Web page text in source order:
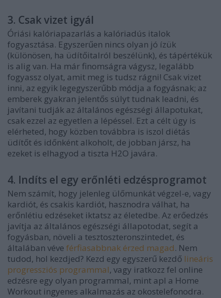
3. Csak vizet igyál
Óriási kalóriapazarlás a kalóriadús italok
fogyasztása. Egyszerűen nincs olyan jó ízük
(különösen, ha üdítőitalról beszélünk), és tápértékük
is alig van. Ha már finomságra vágysz, legalább
fogyassz olyat, amit meg is tudsz rágni! Csak vizet
inni, az egyik legegyszerűbb módja a fogyásnak; az
emberek gyakran jelentős súlyt tudnak leadni, és
javítani tudják az általános egészségi állapotukat,
csak ezzel az egyetlen a lépéssel. Ezt a célt úgy is
elérheted, hogy közben továbbra is iszol diétás
üdítőt és időnként alkoholt, de jobban jársz, ha
ezeket is elhagyod a tiszta H2O javára.
4. Indíts el egy erőnléti edzésprogramot
Nem számít, hogy jelenleg ülőmunkát végzel-e, vagy
kardiót, és csakis kardiót, hasznodra válhat, ha
erőnlétiu edzéseket iktatsz az életedbe. Az erőedzés
javítja az általános egészségi állapotodat, segít a
fogyásban, növeli a tesztoszteronszintedet, és
általában véve férfiasabbnak érzed magad. Nem
tudod, hol kezdjed? Kezd egy egyszerű kezdő lineáris
progressziós programmal, vagy iratkozz fel online
edzésre egy olyan programmal, mint apl a Home
Workout ingyenes alkalmazás az okostelefonodra.